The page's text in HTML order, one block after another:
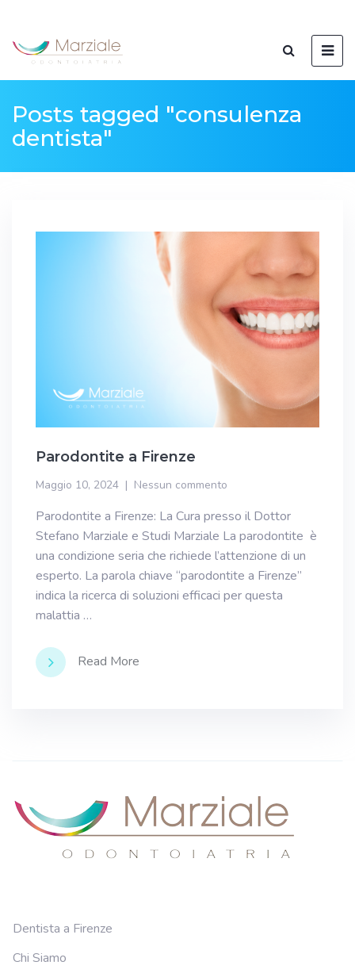
Posts tagged "consulenza
dentista"
Parodontite a Firenze
Maggio 10, 2024 Nessun commento
Parodontite a Firenze: La Cura presso il Dottor
Stefano Marziale e Studi Marziale La parodontite è
una condizione seria che richiede l’attenzione di un
esperto. La parola chiave “parodontite a Firenze”
indica la ricerca di soluzioni efficaci per questa
malattia …
Read More
Dentista a Firenze
Chi Siamo